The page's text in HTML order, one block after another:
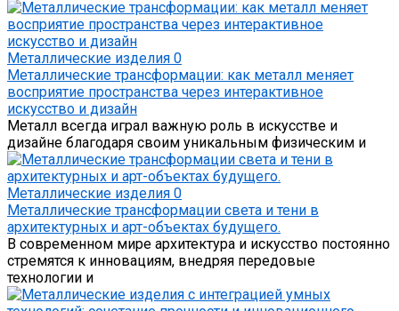
Металлические изделия 0
Металлические трансформации: как металл меняет
восприятие пространства через интерактивное
искусство и дизайн
Металл всегда играл важную роль в искусстве и
дизайне благодаря своим уникальным физическим и
Металлические изделия 0
Металлические трансформации света и тени в
архитектурных и арт-объектах будущего.
В современном мире архитектура и искусство постоянно
стремятся к инновациям, внедряя передовые
технологии и